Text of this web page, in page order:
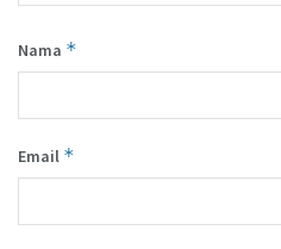
Nama *
Email *